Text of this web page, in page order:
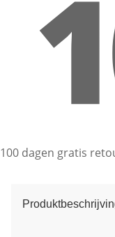
100 dagen gratis